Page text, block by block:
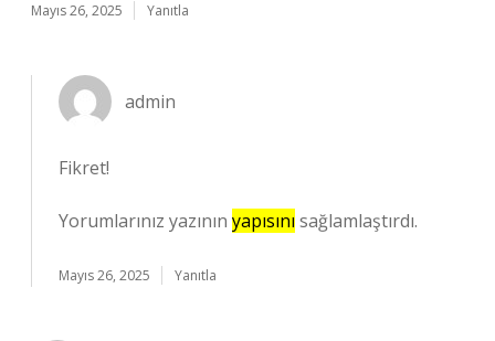
Mayıs 26, 2025 Yanıtla
admin
Fikret!
Yorumlarınız yazının yapısını sağlamlaştırdı.
Mayıs 26, 2025 Yanıtla